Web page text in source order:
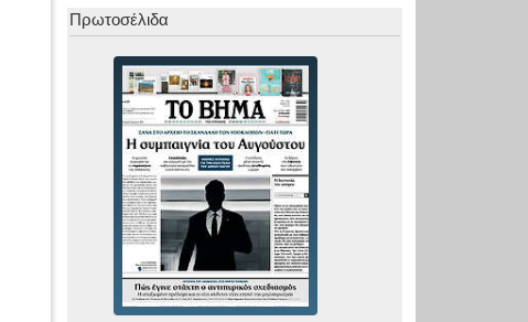
Πρωτοσέλιδα